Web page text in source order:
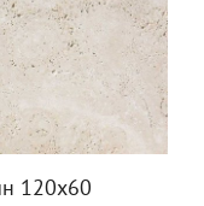
120х60